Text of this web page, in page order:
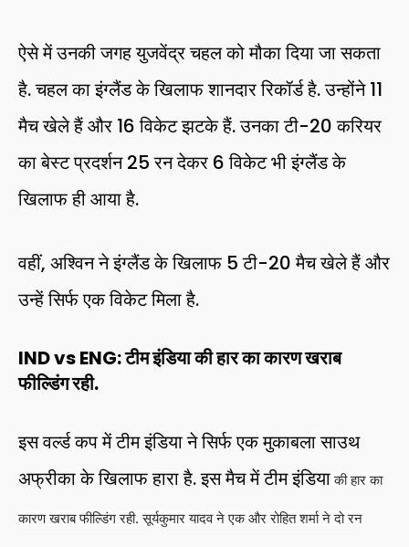
ऐसे में उनकी जगह युजवेंद्र चहल को मौका दिया जा सकता
है. चहल का इंग्लैंड के खिलाफ शानदार रिकॉर्ड है. उन्होंने 11
मैच खेले हैं और 16 विकेट झटके हैं. उनका टी-20 करियर
का बेस्ट प्रदर्शन 25 रन देकर 6 विकेट भी इंग्लैंड के
खिलाफ ही आया है.
वहीं, अश्विन ने इंग्लैंड के खिलाफ 5 टी-20 मैच खेले हैं और
उन्हें सिर्फ एक विकेट मिला है.
IND vs ENG: टीम इंडिया की हार का कारण खराब
फील्डिंग रही.
इस वर्ल्ड कप में टीम इंडिया ने सिर्फ एक मुकाबला साउथ
अफ्रीका के खिलाफ हारा है. इस मैच में टीम इंडियाकी हार का
कारण खराब फील्डिंग रही. सूर्यकुमार यादव ने एक और रोहित शर्मा ने दो रन